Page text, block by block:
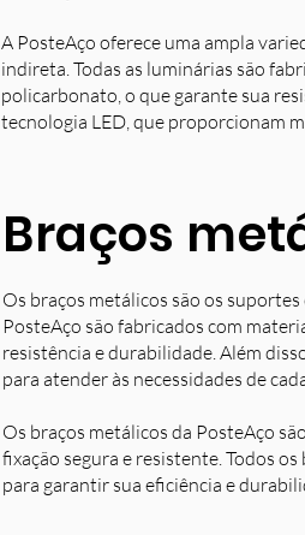
A PosteAço oferece uma ampla
indireta. Todas as luminárias são
policarbonato, o que garante sua
tecnologia LED, que proporcionam
Braços
Os braços metálicos são os
PosteAço são fabricados com
resistência e durabilidade. Além
para atender às necessidades de
Os braços metálicos da PosteAço
fixação segura e resistente. Todos
para garantir sua eficiência e